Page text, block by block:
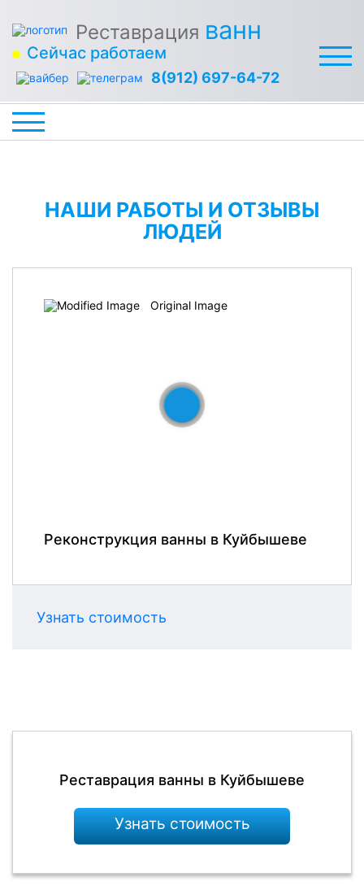
Реставрация ванн
Сейчас работаем
8(912) 697-64-72
НАШИ РАБОТЫ И ОТЗЫВЫ
ЛЮДЕЙ
Реконструкция ванны в Куйбышеве
Узнать стоимость
Реставрация ванны в Куйбышеве
Узнать стоимость